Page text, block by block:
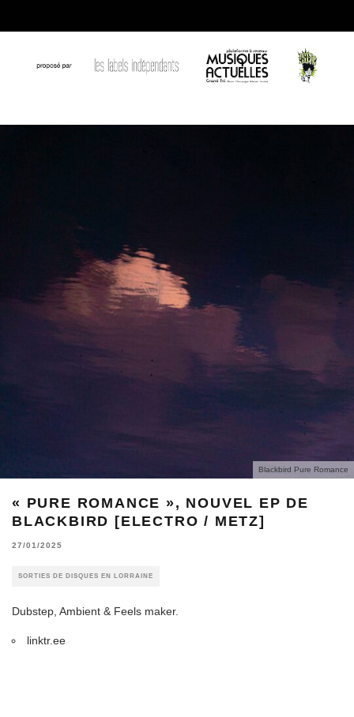
Blackbird Pure Romance
« PURE ROMANCE », NOUVEL EP DE
BLACKBIRD [ELECTRO / METZ]
27/01/2025
SORTIES DE DISQUES EN LORRAINE
Dubstep, Ambient & Feels maker.
linktr.ee